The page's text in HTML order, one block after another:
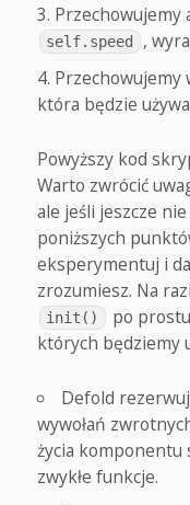
Przechowujemy
self.speed
,
Przechowujemy
która będzie
Powyższy kod
Warto zwrócić
ale jeśli jeszcze
poniższych
eksperymentuj i
zrozumiesz. Na
init()
po
których będziemy
Defold
wywołań
życia komponentu
zwykłe funkcje.